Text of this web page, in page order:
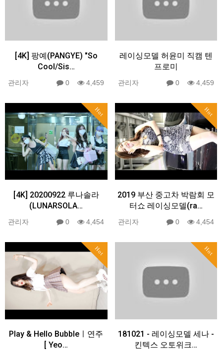
[4K] 팡예(PANGYE) "So
Cool/Sis…
관리자 0 4,459
레이싱모델 허윤미 직캠 텐
프로미
관리자 0 4,459
Hot
[4K] 20200922 루나솔라
(LUNARSOLA…
관리자 0 4,454
Hot
2019 부산 중고차 박람회 모
터쇼 레이싱모델(ra…
관리자 0 4,454
Hot
Play & Hello Bubbleㅣ연주
[ Yeo…
Hot
181021 - 레이싱모델 세나 -
킨텍스 오토위크…